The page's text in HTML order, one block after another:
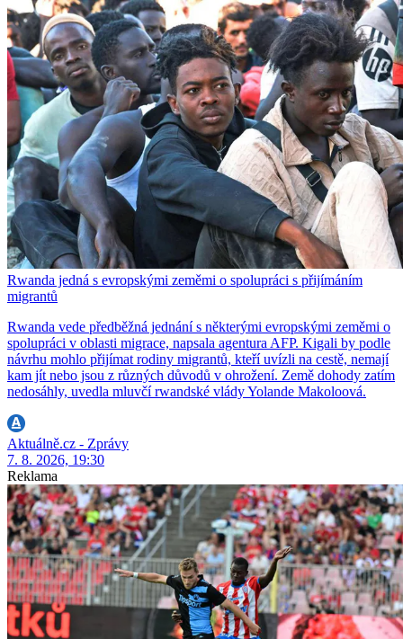
Rwanda jedná s evropskými zeměmi o spolupráci s přijímáním
migrantů
Rwanda vede předběžná jednání s některými evropskými zeměmi o
spolupráci v oblasti migrace, napsala agentura AFP. Kigali by podle
návrhu mohlo přijímat rodiny migrantů, kteří uvízli na cestě, nemají
kam jít nebo jsou z různých důvodů v ohrožení. Země dohody zatím
nedosáhly, uvedla mluvčí rwandské vlády Yolande Makoloová.
Aktuálně.cz - Zprávy
7. 8. 2026, 19:30
Reklama